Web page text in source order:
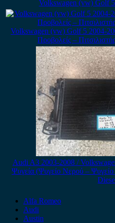
Volkswagen (vw) Golf
Volkswagen (vw) Golf 5 2004-
Προβολείς –
Audi A3 2003-2008 /
Ψυγεία (Ψυγείο Νερού –
Alfa Romeo
Audi
Austin